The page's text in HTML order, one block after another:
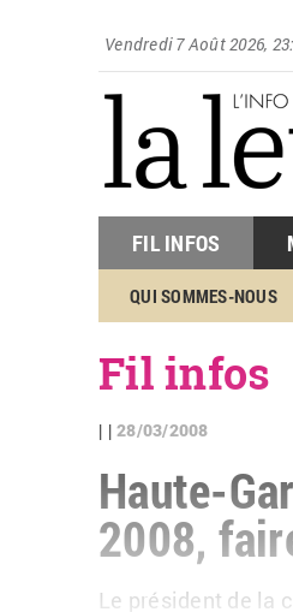
Vendredi 7 Août 2026,
FIL INFOS
QUI SOMMES-NOUS
Fil infos
| |28/03/2008
Haute-
2008,
Le président de la